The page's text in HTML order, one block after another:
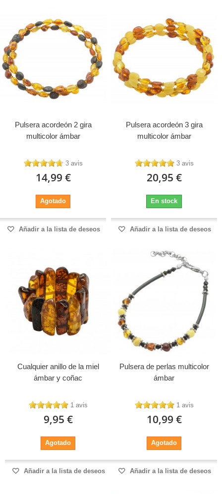
Pulsera acordeón 2 gira
multicolor ámbar
3 avis
14,99 €
Agotado
Añadir a la lista de deseos
Pulsera acordeón 3 gira
multicolor ámbar
3 avis
20,95 €
En stock
Añadir a la lista de deseos
Cualquier anillo de la miel
ámbar y coñac
1 avis
9,95 €
Agotado
Añadir a la lista de deseos
Pulsera de perlas multicolor
ámbar
1 avis
10,99 €
Agotado
Añadir a la lista de deseos